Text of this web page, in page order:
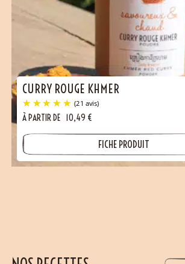
CURRY ROUGE KHMER
À PARTIR DE 10,49 €
FICHE PRODUIT